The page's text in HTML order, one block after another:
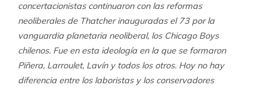
concertacionistas continuaron con las reformas
neoliberales de Thatcher inauguradas el 73 por la
vanguardia planetaria neoliberal, los Chicago Boys
chilenos. Fue en esta ideología en la que se formaron
Piñera, Larroulet, Lavín y todos los otros. Hoy no hay
diferencia entre los laboristas y los conservadores